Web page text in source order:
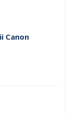
Canon